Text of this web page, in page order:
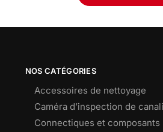
NOS CATÉGORIES
Accessoires de nettoyage
Caméra d’inspection de
Connectiques et composants